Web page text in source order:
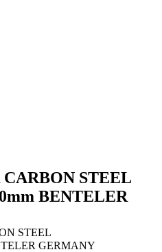
STEEL
BENTELER
STEEL
GERMANY